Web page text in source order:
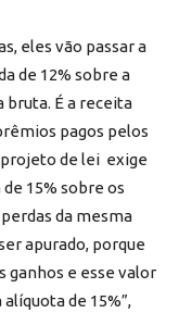
eles vão passar a
de 12% sobre a
bruta. É a receita
pagos pelos
projeto de lei exige
15% sobre os
da mesma
apurado, porque
ganhos e esse valor
de 15%”,